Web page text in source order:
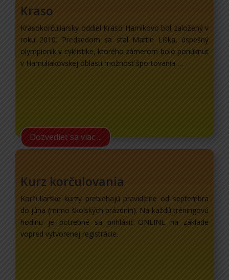
Kraso
Krasokorčuliarsky oddiel Kraso Hamikovo bol založený v
roku 2010. Predsedom sa stal Martin Liška, úspešný
olympionik v cyklistike, ktorého zámerom bolo ponúknuť
v Hamuliakovskej oblasti možnosť športovania …
Dozvedieť sa viac ...
Kurz korčulovania
Korčuliarske kurzy prebiehajú pravidelne od septembra
do júna (mimo školských prázdnin). Na každú tréningovú
hodinu je potrebné sa prihlásiť ONLINE na základe
vopred vytvorenej registrácie.